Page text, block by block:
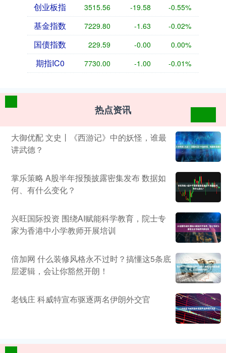
创业板指 3515.56 -19.58 -0.55%
基金指数 7229.80 -1.63 -0.02%
国债指数 229.59 -0.00 0.00%
期指IC0 7730.00 -1.00 -0.01%
热点资讯
大御优配 文史丨《西游记》中的妖怪，谁最
讲武德？
掌乐策略 A股半年报预披露密集发布 数据如
何、有什么变化？
兴旺国际投资 围绕AI赋能科学教育，院士专
家为香港中小学教师开展培训
倍加网 什么装修风格永不过时？搞懂这5条底
层逻辑，会让你豁然开朗！
老钱庄 科威特宣布驱逐两名伊朗外交官